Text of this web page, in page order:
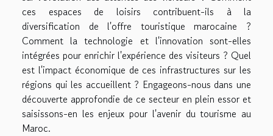
ces espaces de loisirs contribuent-ils à la
diversification de l'offre touristique marocaine ?
Comment la technologie et l'innovation sont-elles
intégrées pour enrichir l'expérience des visiteurs ? Quel
est l'impact économique de ces infrastructures sur les
régions qui les accueillent ? Engageons-nous dans une
découverte approfondie de ce secteur en plein essor et
saisissons-en les enjeux pour l'avenir du tourisme au
Maroc.